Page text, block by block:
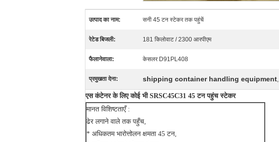
उत्पाद का नाम: सनी 45 टन स्टेकर तक पहुंचें
रेटेड बिजली: 181 किलोवाट / 2300 आरपीएम
फैलानेवाला: केसलर D91PL408
प्रमुखता देना: shipping container handling equipment,
एस कंटेनर के लिए कोई भी SRSC45C31 45 टन पहुंच स्टेकर
मानत विशिष्टताएँ :
ढेर लगाने वाले तक पहुँच,
* अधिकतम भारोत्तोलन क्षमता 45 टन,